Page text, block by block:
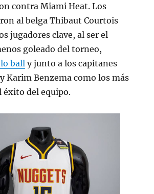
contra Miami Heat. Los
al belga Thibaut Courtois
jugadores clave, al ser el
goleado del torneo,
ball y junto a los capitanes
Karim Benzema como los más
éxito del equipo.